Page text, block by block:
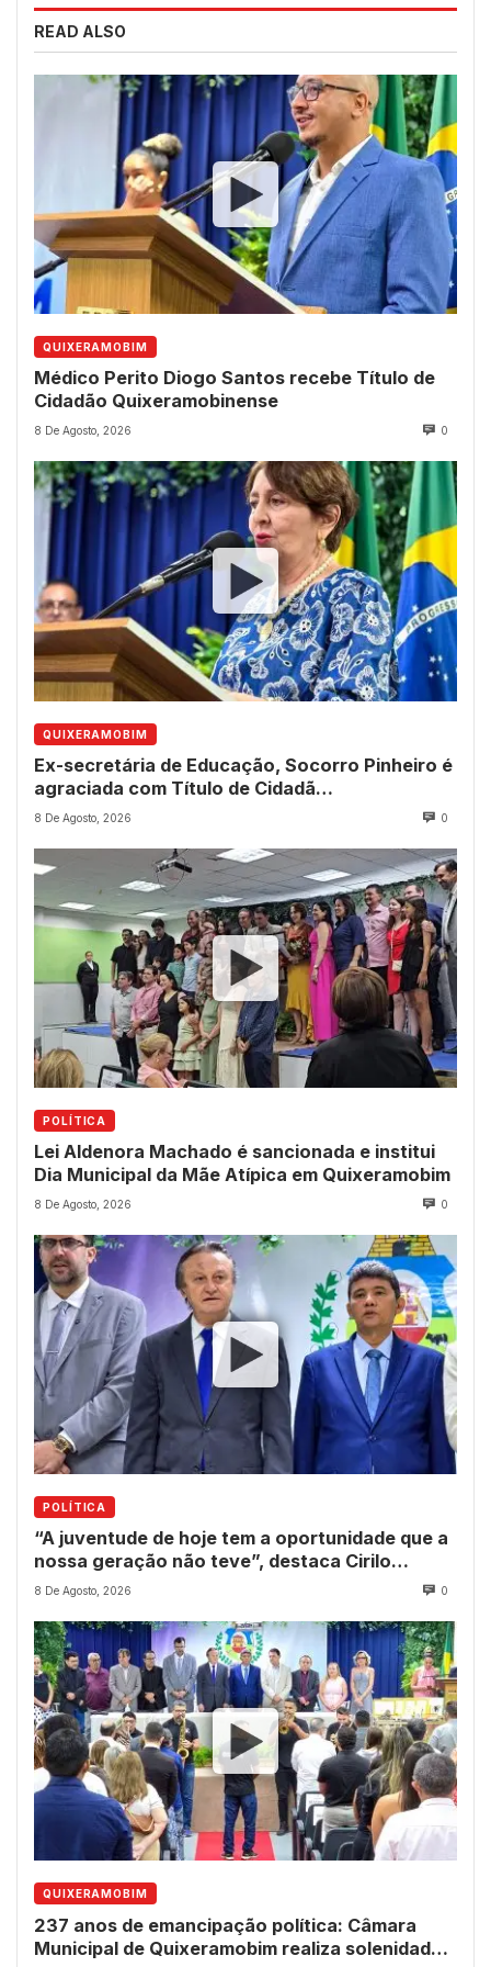
READ ALSO
QUIXERAMOBIM
Médico Perito Diogo Santos recebe Título de
Cidadão Quixeramobinense
8 De Agosto, 2026 0
QUIXERAMOBIM
Ex-secretária de Educação, Socorro Pinheiro é
agraciada com Título de Cidadã
Quixeramobinense
8 De Agosto, 2026 0
POLÍTICA
Lei Aldenora Machado é sancionada e institui
Dia Municipal da Mãe Atípica em Quixeramobim
8 De Agosto, 2026 0
POLÍTICA
“A juventude de hoje tem a oportunidade que a
nossa geração não teve”, destaca Cirilo
Pimenta durante Sessão Solene
8 De Agosto, 2026 0
QUIXERAMOBIM
237 anos de emancipação política: Câmara
Municipal de Quixeramobim realiza solenidade